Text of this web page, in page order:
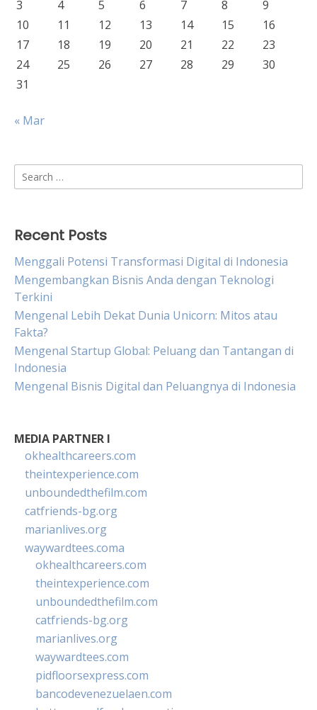
3
4 5 6 7 8
9
10
11 12 13 14 15
16
17
18 19 20 21 22
23
24
25 26 27 28 29
30
31
« Mar
Search
for:
Recent Posts
Menggali Potensi Transformasi Digital di Indonesia
Mengembangkan Bisnis Anda dengan Teknologi
Terkini
Mengenal Lebih Dekat Dunia Unicorn: Mitos atau
Fakta?
Mengenal Startup Global: Peluang dan Tantangan di
Indonesia
Mengenal Bisnis Digital dan Peluangnya di Indonesia
MEDIA PARTNER I
okhealthcareers.com
theintexperience.com
unboundedthefilm.com
catfriends-bg.org
marianlives.org
waywardtees.coma
okhealthcareers.com
theintexperience.com
unboundedthefilm.com
catfriends-bg.org
marianlives.org
waywardtees.com
pidfloorsexpress.com
bancodevenezuelaen.com